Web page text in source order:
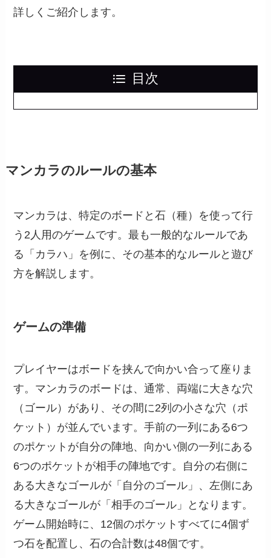
詳しくご紹介します。
目次
マンカラのルールの基本
マンカラは、特定のボードと石（種）を使って行
う2人用のゲームです。最も一般的なルールであ
る「カラハ」を例に、その基本的なルールと遊び
方を解説します。
ゲームの準備
プレイヤーはボードを挟んで向かい合って座りま
す。マンカラのボードは、通常、両端に大きな穴
（ゴール）があり、その間に2列の小さな穴（ポ
ケット）が並んでいます。手前の一列にある6つ
のポケットが自分の陣地、向かい側の一列にある
6つのポケットが相手の陣地です。自分の右側に
ある大きなゴールが「自分のゴール」、左側にあ
る大きなゴールが「相手のゴール」となります。
ゲーム開始時に、12個のポケットすべてに4個ず
つ石を配置し、石の合計数は48個です。